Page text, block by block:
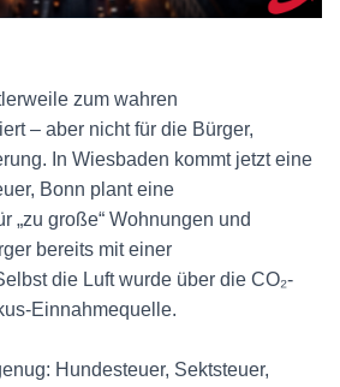
zum wahren
– aber nicht für die Bürger,
In Wiesbaden kommt jetzt eine
Bonn plant eine
„zu große“ Wohnungen und
bereits mit einer
die Luft wurde über die CO₂-
Einnahmequelle.
Hundesteuer, Sektsteuer,